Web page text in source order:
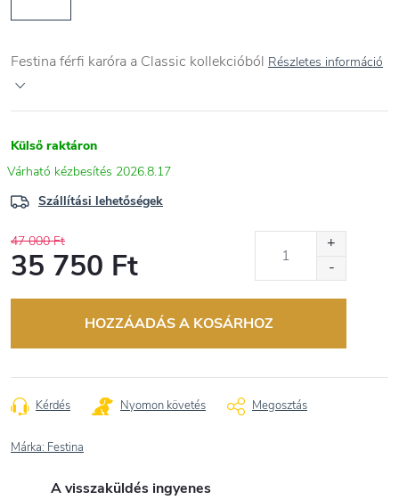
Festina férfi karóra a Classic kollekcióból Részletes információ
Külső raktáron
2026.8.17
Szállítási lehetőségek
47 000 Ft
35 750 Ft
HOZZÁADÁS A KOSÁRHOZ
Kérdés Nyomon követés Megosztás
Márka: Festina
A visszaküldés ingyenes